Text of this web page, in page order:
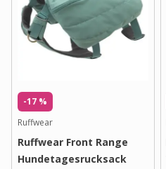
-17 %
Ruffwear
Ruffwear Front Range
Hundetagesrucksack